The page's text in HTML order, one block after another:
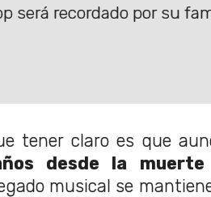
será recordado por su
tener claro es que
desde la muerte
musical se